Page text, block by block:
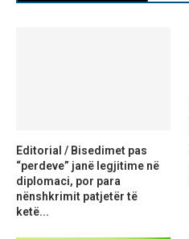
Editorial / Bisedimet pas
“perdeve” janë legjitime në
diplomaci, por para
nënshkrimit patjetër të
ketë...